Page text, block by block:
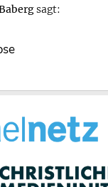
sagt: